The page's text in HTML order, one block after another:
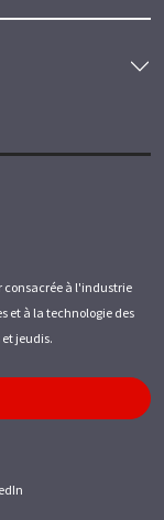
à l'industrie
et à la technologie des
jeudis.